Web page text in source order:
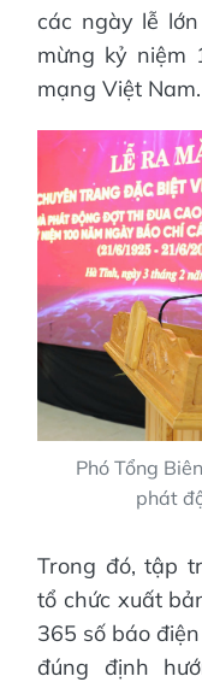
các ngày lễ
mừng kỷ niệm
mạng Việt Nam.
Phó Tổng
phát
Trong đó, tập
tổ chức xuất
365 số báo
đúng định